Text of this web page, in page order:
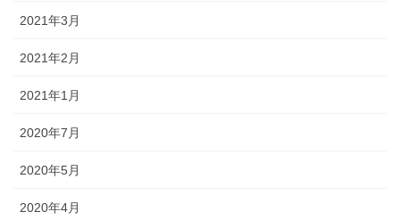
2021年3月
2021年2月
2021年1月
2020年7月
2020年5月
2020年4月